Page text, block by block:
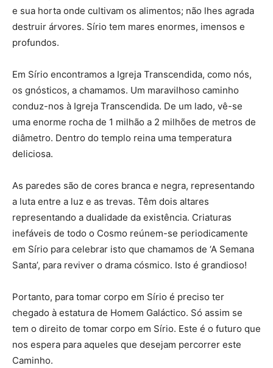
e sua horta onde cultivam os alimentos; não lhes agrada
destruir árvores. Sírio tem mares enormes, imensos e
profundos.
Em Sírio encontramos a Igreja Transcendida, como nós,
os gnósticos, a chamamos. Um maravilhoso caminho
conduz-nos à Igreja Transcendida. De um lado, vê-se
uma enorme rocha de 1 milhão a 2 milhões de metros de
diâmetro. Dentro do templo reina uma temperatura
deliciosa.
As paredes são de cores branca e negra, representando
a luta entre a luz e as trevas. Têm dois altares
representando a dualidade da existência. Criaturas
inefáveis de todo o Cosmo reúnem-se periodicamente
em Sírio para celebrar isto que chamamos de ‘A Semana
Santa’, para reviver o drama cósmico. Isto é grandioso!
Portanto, para tomar corpo em Sírio é preciso ter
chegado à estatura de Homem Galáctico. Só assim se
tem o direito de tomar corpo em Sírio. Este é o futuro que
nos espera para aqueles que desejam percorrer este
Caminho.